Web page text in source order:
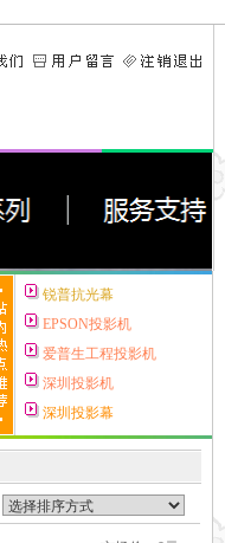
锐普抗光幕
EPSON投影机
爱普生工程投影机
深圳投影机
深圳投影幕